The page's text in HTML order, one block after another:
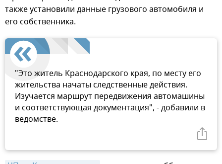
также установили данные грузового автомобиля и
его собственника.
"Это житель Краснодарского края, по месту его
жительства начаты следственные действия.
Изучается маршрут передвижения автомашины
и соответствующая документация", - добавили в
ведомстве.